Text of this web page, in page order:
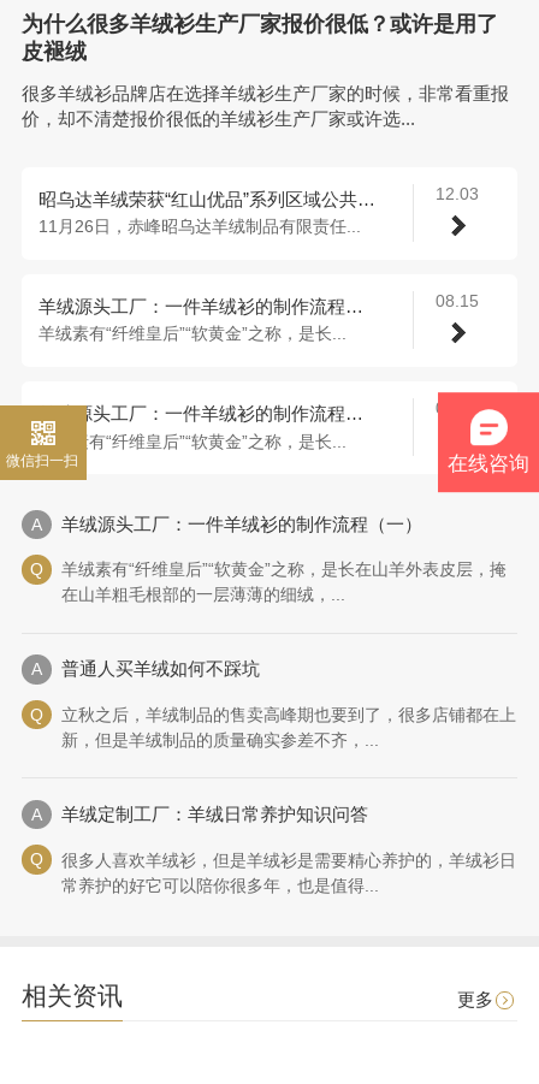
为什么很多羊绒衫生产厂家报价很低？或许是用了
皮褪绒
很多羊绒衫品牌店在选择羊绒衫生产厂家的时候，非常看重报
价，却不清楚报价很低的羊绒衫生产厂家或许选...
12.03
昭乌达羊绒荣获“红山优品”系列区域公共品牌授权
11月26日，赤峰昭乌达羊绒制品有限责任...
08.15
羊绒源头工厂：一件羊绒衫的制作流程（三）
羊绒素有“纤维皇后”“软黄金”之称，是长...
08.14
羊绒源头工厂：一件羊绒衫的制作流程（二）
羊绒素有“纤维皇后”“软黄金”之称，是长...
羊绒源头工厂：一件羊绒衫的制作流程（一）
羊绒素有“纤维皇后”“软黄金”之称，是长在山羊外表皮层，掩
在山羊粗毛根部的一层薄薄的细绒，...
普通人买羊绒如何不踩坑
立秋之后，羊绒制品的售卖高峰期也要到了，很多店铺都在上
新，但是羊绒制品的质量确实参差不齐，...
羊绒定制工厂：羊绒日常养护知识问答
很多人喜欢羊绒衫，但是羊绒衫是需要精心养护的，羊绒衫日
常养护的好它可以陪你很多年，也是值得...
相关资讯 更多
微信扫一扫 在线咨询